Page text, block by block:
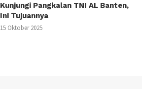
Kunjungi Pangkalan TNI AL Banten,
Ini Tujuannya
15 Oktober 2025